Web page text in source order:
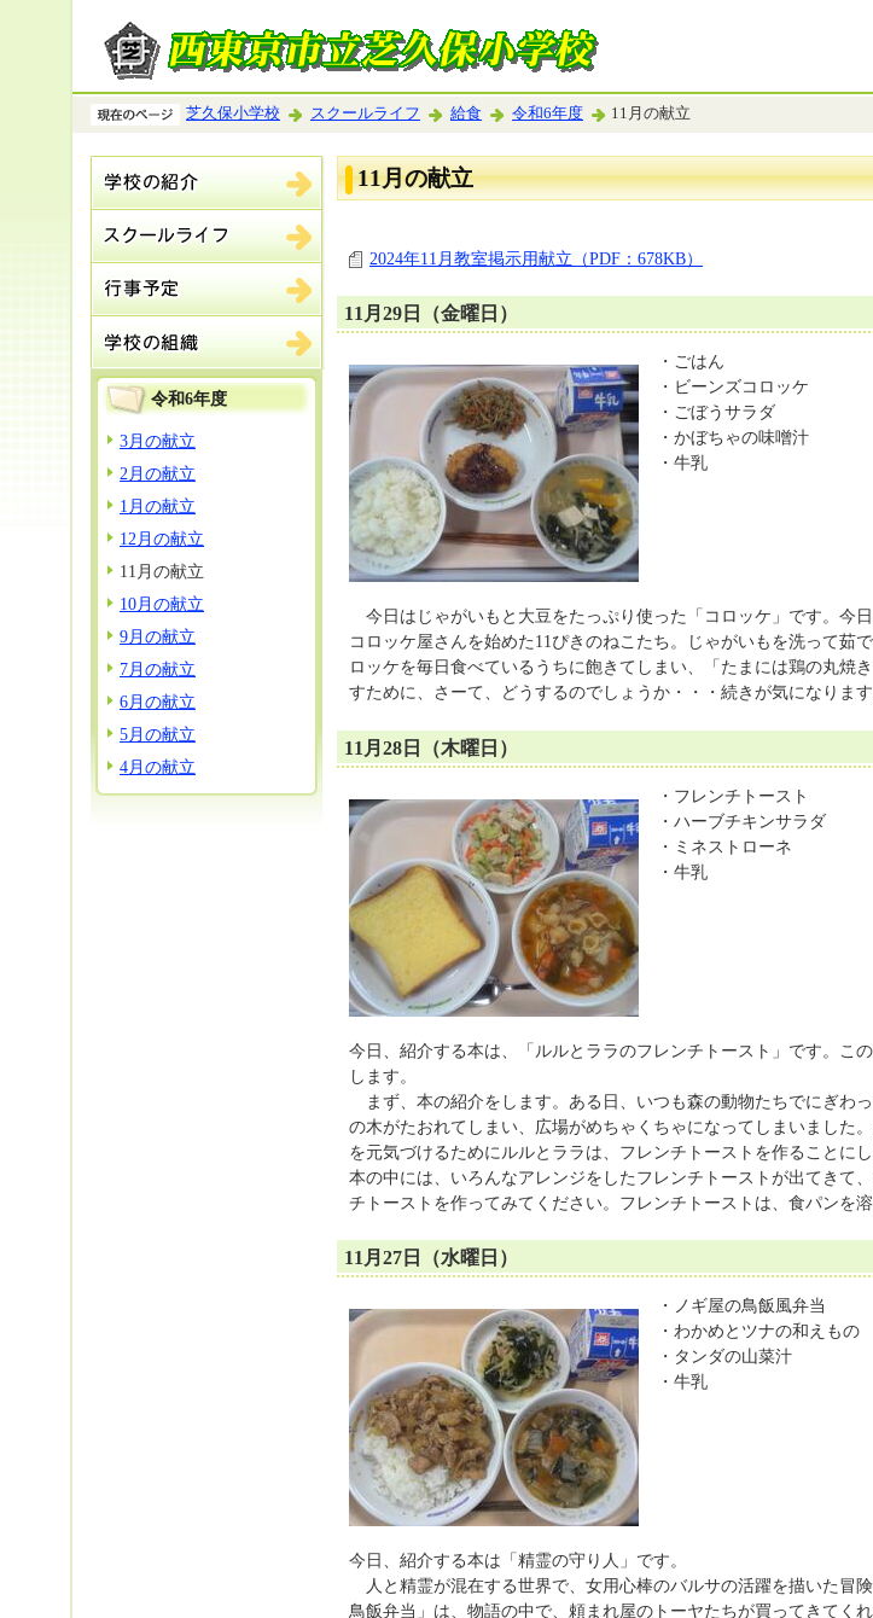
芝久保小学校 スクールライフ 給食 令和6年度 11月の献立
令和6年度
3月の献立
2月の献立
1月の献立
12月の献立
11月の献立
10月の献立
9月の献立
7月の献立
6月の献立
5月の献立
4月の献立
11月の献立
2024年11月教室掲示用献立（PDF：678KB）
11月29日（金曜日）
・ごはん
・ビーンズコロッケ
・ごぼうサラダ
・かぼちゃの味噌汁
・牛乳
今日はじゃがいもと大豆をたっぷり使った「コロッケ」です。今
コロッケ屋さんを始めた11ぴきのねこたち。じゃがいもを洗って茹
ロッケを毎日食べているうちに飽きてしまい、「たまには鶏の丸焼
すために、さーて、どうするのでしょうか・・・続きが気になりま
11月28日（木曜日）
・フレンチトースト
・ハーブチキンサラダ
・ミネストローネ
・牛乳
今日、紹介する本は、「ルルとララのフレンチトースト」です。こ
します。
まず、本の紹介をします。ある日、いつも森の動物たちでにぎわ
の木がたおれてしまい、広場がめちゃくちゃになってしまいました
を元気づけるためにルルとララは、フレンチトーストを作ることに
本の中には、いろんなアレンジをしたフレンチトーストが出てきて
チトーストを作ってみてください。フレンチトーストは、食パンを
11月27日（水曜日）
・ノギ屋の鳥飯風弁当
・わかめとツナの和えもの
・タンダの山菜汁
・牛乳
今日、紹介する本は「精霊の守り人」です。
人と精霊が混在する世界で、女用心棒のバルサの活躍を描いた冒
鳥飯弁当」は、物語の中で、頼まれ屋のトーヤたちが買ってきてく